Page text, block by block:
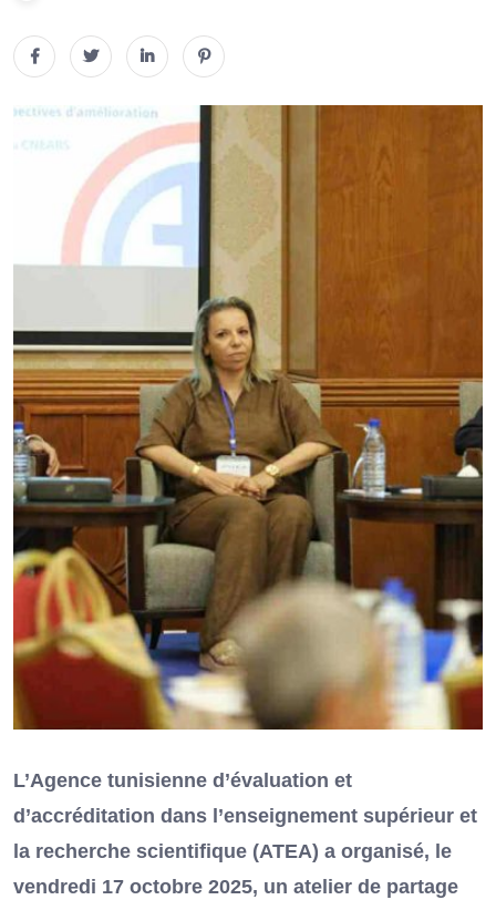
L’Agence tunisienne d’évaluation et
d’accréditation dans l’enseignement supérieur et
la recherche scientifique (ATEA) a organisé, le
vendredi 17 octobre 2025, un atelier de partage